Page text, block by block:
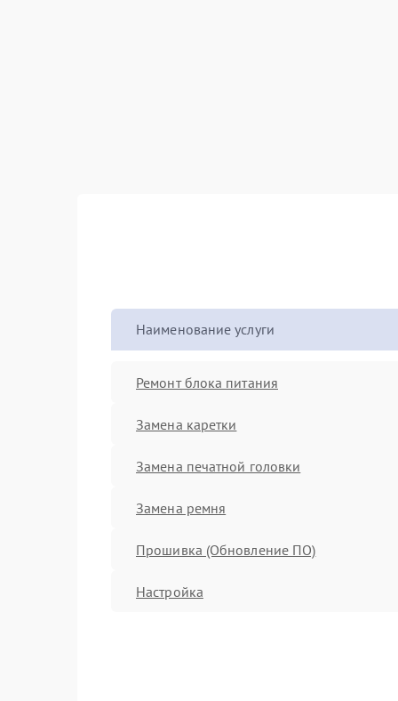
Наименование услуги
Ремонт блока питания
Замена каретки
Замена печатной головки
Замена ремня
Прошивка (Обновление ПО)
Настройка